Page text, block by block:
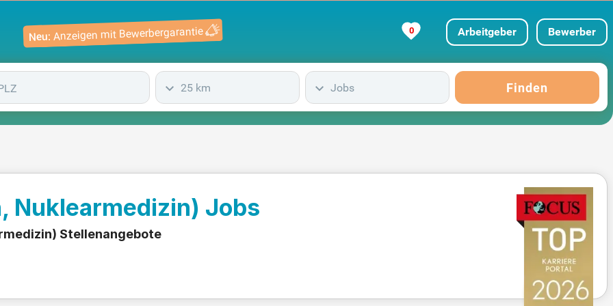
Neu: Anzeigen mit Bewerbergarantie 0 Arbeitgeber Bewerber
25 km Jobs Finden
Nuklearmedizin) Jobs
Stellenangebote